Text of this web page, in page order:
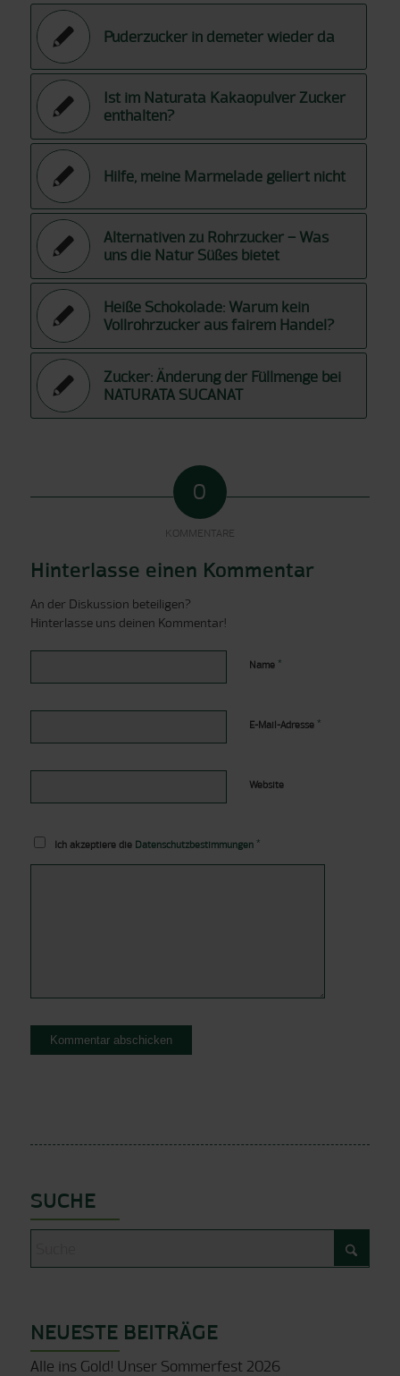
Puderzucker in demeter wieder da
Ist im Naturata Kakaopulver Zucker
enthalten?
Hilfe, meine Marmelade geliert nicht
Alternativen zu Rohrzucker – Was
uns die Natur Süßes bietet
Heiße Schokolade: Warum kein
Vollrohrzucker aus fairem Handel?
Zucker: Änderung der Füllmenge bei
NATURATA SUCANAT
0
KOMMENTARE
Hinterlasse einen Kommentar
An der Diskussion beteiligen?
Hinterlasse uns deinen Kommentar!
Name *
E-Mail-Adresse *
Website
Ich akzeptiere die Datenschutzbestimmungen *
SUCHE
NEUESTE BEITRÄGE
Alle ins Gold! Unser Sommerfest 2026